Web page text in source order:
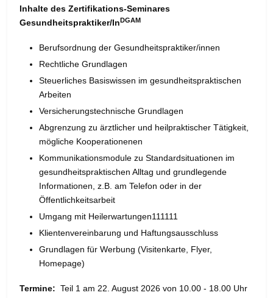
Inhalte des Zertifikations-Seminares
Gesundheitspraktiker/InDGAM
Berufsordnung der Gesundheitspraktiker/innen
Rechtliche Grundlagen
Steuerliches Basiswissen im gesundheitspraktischen
Arbeiten
Versicherungstechnische Grundlagen
Abgrenzung zu ärztlicher und heilpraktischer Tätigkeit,
mögliche Kooperationenen
Kommunikationsmodule zu Standardsituationen im
gesundheitspraktischen Alltag und grundlegende
Informationen, z.B. am Telefon oder in der
Öffentlichkeitsarbeit
Umgang mit Heilerwartungen111111
Klientenvereinbarung und Haftungsausschluss
Grundlagen für Werbung (Visitenkarte, Flyer,
Homepage)
Termine: Teil 1 am 22. August 2026 von 10.00 - 18.00 Uhr